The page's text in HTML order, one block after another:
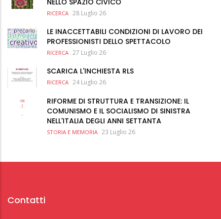
NELLO SPAZIO CIVICO
RICERCA 28 Luglio 26
LE INACCETTABILI CONDIZIONI DI LAVORO DEI
PROFESSIONISTI DELLO SPETTACOLO
RICERCA 27 Luglio 26
SCARICA L'INCHIESTA RLS
RICERCA 24 Luglio 26
RIFORME DI STRUTTURA E TRANSIZIONE: IL
COMUNISMO E IL SOCIALISMO DI SINISTRA
NELL'ITALIA DEGLI ANNI SETTANTA
STORIA E MEMORIA 23 Luglio 26
Contatti